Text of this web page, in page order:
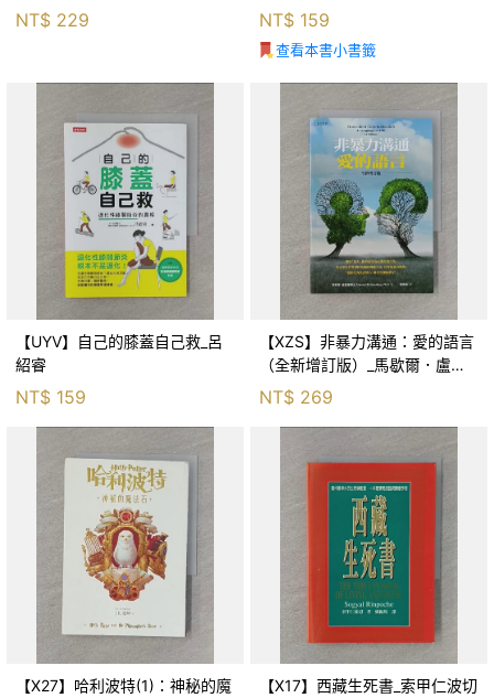
態系_柯智元
NT$ 229 NT$ 159
查看本書小書籤
【UYV】自己的膝蓋自己救_呂
紹睿
NT$ 159
【XZS】非暴力溝通：愛的語言
（全新增訂版）_馬歇爾．盧森
堡, 蕭寶森
NT$ 269
【X27】哈利波特(1)：神秘的魔
【X17】西藏生死書_索甲仁波切